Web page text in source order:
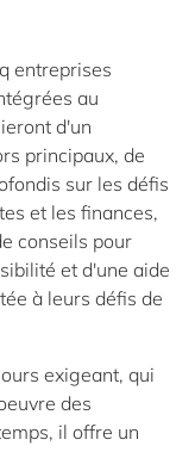
entreprises
au
d'un
principaux, de
sur les défis
et les finances,
conseils pour
et d'une aide
à leurs défis de
exigeant, qui
des
il offre un